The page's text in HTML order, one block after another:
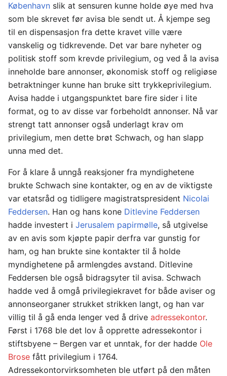
København slik at sensuren kunne holde øye med hva
som ble skrevet før avisa ble sendt ut. Å kjempe seg
til en dispensasjon fra dette kravet ville være
vanskelig og tidkrevende. Det var bare nyheter og
politisk stoff som krevde privilegium, og ved å la avisa
inneholde bare annonser, økonomisk stoff og religiøse
betraktninger kunne han bruke sitt trykkeprivilegium.
Avisa hadde i utgangspunktet bare fire sider i lite
format, og to av disse var forbeholdt annonser. Nå var
strengt tatt annonser også underlagt krav om
privilegium, men dette brøt Schwach, og han slapp
unna med det.
For å klare å unngå reaksjoner fra myndighetene
brukte Schwach sine kontakter, og en av de viktigste
var etatsråd og tidligere magistratspresident Nicolai
Feddersen. Han og hans kone Ditlevine Feddersen
hadde investert i Jerusalem papirmølle, så utgivelse
av en avis som kjøpte papir derfra var gunstig for
ham, og han brukte sine kontakter til å holde
myndighetene på armlengdes avstand. Ditlevine
Feddersen ble også bidragsyter til avisa. Schwach
hadde ved å omgå privilegiekravet for både aviser og
annonseorganer strukket strikken langt, og han var
villig til å gå enda lenger ved å drive adressekontor.
Først i 1768 ble det lov å opprette adressekontor i
stiftsbyene – Bergen var et unntak, for der hadde Ole
Brose fått privilegium i 1764.
Adressekontorvirksomheten ble utført på den måten